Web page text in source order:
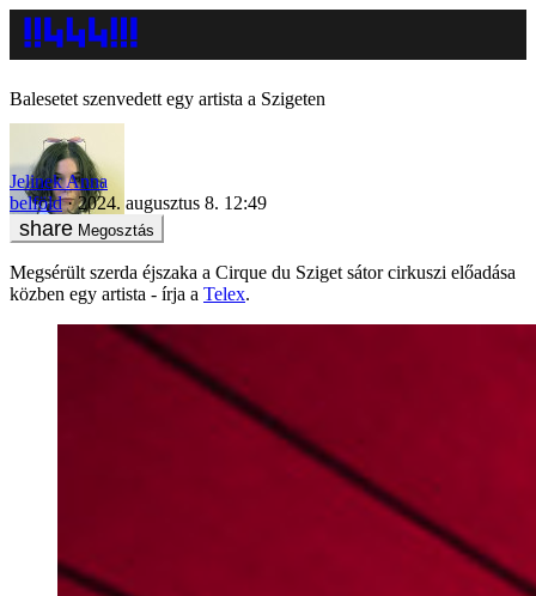
Balesetet szenvedett egy artista a Szigeten
Jelinek Anna
belföld
2024. augusztus 8. 12:49
Megosztás
Megsérült szerda éjszaka a Cirque du Sziget sátor cirkuszi előadása
közben egy artista - írja a Telex.